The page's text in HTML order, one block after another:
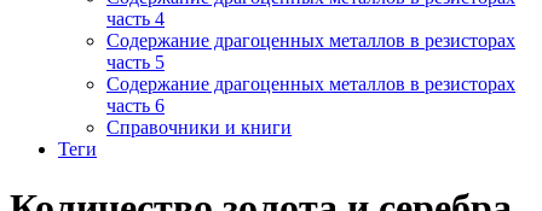
часть 4
Содержание драгоценных металлов в резисторах
часть 5
Содержание драгоценных металлов в резисторах
часть 6
Справочники и книги
Теги